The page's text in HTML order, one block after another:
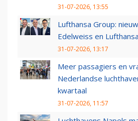
31-07-2026, 13:55
Lufthansa Group:
Edelweiss en
31-07-2026, 13:17
Meer passagiers en
Nederlandse
kwartaal
31-07-2026, 11:57